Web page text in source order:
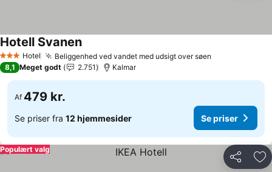
3 StjernerHotel Beliggenhed ved vandet med udsigt over søen
Hotell Svanen
8,1 Meget godt 2.751 Kalmar
Af 479 kr.
Se priser fra 12 hjemmesider Se priser
Del
Populært valg